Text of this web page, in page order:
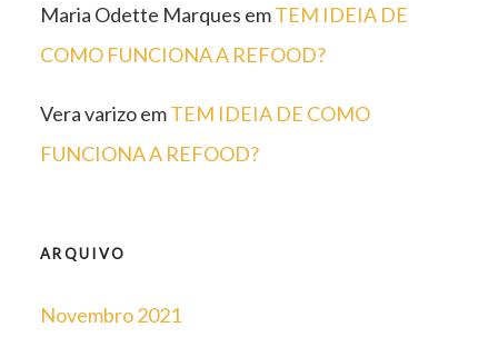
Maria Odette Marques emTEM IDEIA DE
COMO FUNCIONA A REFOOD?
Vera varizoemTEM IDEIA DE COMO
FUNCIONA A REFOOD?
ARQUIVO
Novembro 2021